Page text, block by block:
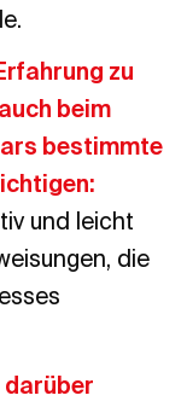
zu
beim
bestimmte
und leicht
die
darüber